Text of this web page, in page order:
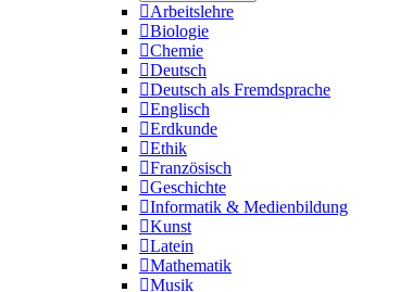
Arbeitslehre
Biologie
Chemie
Deutsch
Deutsch als Fremdsprache
Englisch
Erdkunde
Ethik
Französisch
Geschichte
Informatik & Medienbildung
Kunst
Latein
Mathematik
Musik